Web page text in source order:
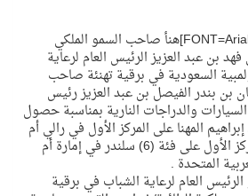
كأس العالم للرياضات الإلكترونية: فريق Karmine Corp الفرنسي بطلًا لبطولة Rocket League
[JUSTIFY][B][SIZE=4][FONT=Arial]هنأ صاحب السمو الملكي
بن عبد العزيز الرئيس العام لرعاية
السعودية في برقية تهنئة صاحب
بن بندر الفيصل بن عبد العزيز رئيس
والدراجات النارية بمناسبة حصول
المهنا على المركز الأول في رالي أم
القوين (سولوريس) والمركز الأول على فئة (6) سلندر في إمارة أم
المتحدة .
العام لرعاية الشباب في برقية